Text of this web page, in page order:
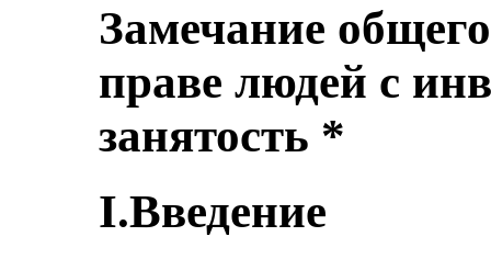
Замечание
праве людей с
занятость *
I.Введение